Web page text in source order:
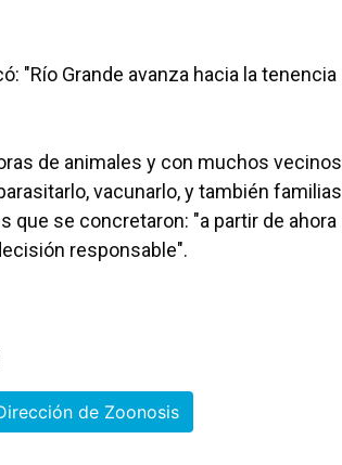
"Río Grande avanza hacia la tenencia
de animales y con muchos vecinos
vacunarlo, y también familias
que se concretaron: "a partir de ahora
responsable".
de Zoonosis